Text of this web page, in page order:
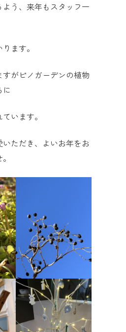
よう、来年もスタッフ一
ます。
がピノガーデンの植物
に
います。
いただき、よいお年をお